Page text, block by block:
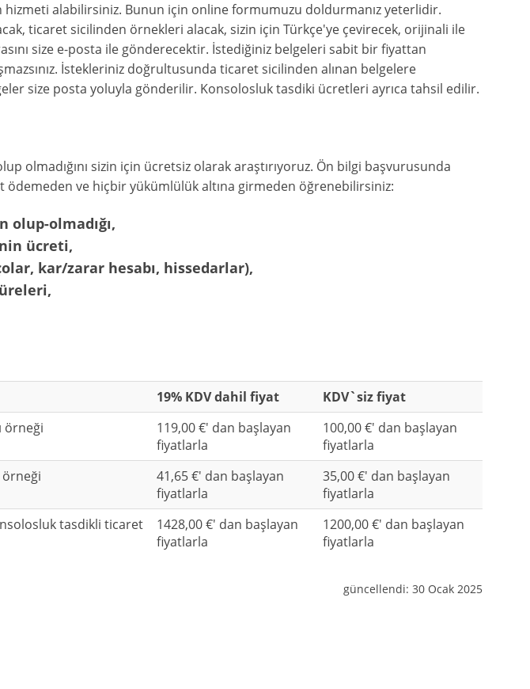
hizmeti alabilirsiniz. Bunun için online formumuzu doldurmanız yeterlidir.
ticaret sicilinden örnekleri alacak, sizin için Türkçe'ye çevirecek, orijinali ile
size e-posta ile gönderecektir. İstediğiniz belgeleri sabit bir fiyattan
İstekleriniz doğrultusunda ticaret sicilinden alınan belgelere
size posta yoluyla gönderilir. Konsolosluk tasdiki ücretleri ayrıca tahsil edilir.
olmadığını sizin için ücretsiz olarak araştırıyoruz. Ön bilgi başvurusunda
ödemeden ve hiçbir yükümlülük altına girmeden öğrenebilirsiniz:
olup-olmadığı,
ücreti,
kar/zarar hesabı, hissedarlar),
19% KDV dahil fiyat
KDV`siz fiyat
örneği
119,00 €' dan başlayan
fiyatlarla
100,00 €' dan başlayan
fiyatlarla
örneği
41,65 €' dan başlayan
fiyatlarla
35,00 €' dan başlayan
fiyatlarla
tasdikli ticaret
1428,00 €' dan başlayan
fiyatlarla
1200,00 €' dan başlayan
fiyatlarla
güncellendi: 30 Ocak 2025